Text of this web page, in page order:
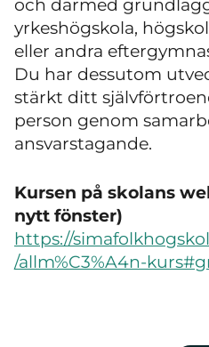
och därmed
yrkeshögskola,
eller andra
Du har dessutom
stärkt ditt
person genom
ansvarstagande.
Kursen på skolans
nytt fönster)
https://
/allm%C3%A4n-